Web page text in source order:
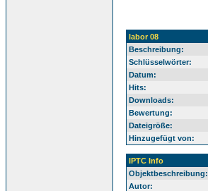
labor 08
Beschreibung:
Schlüsselwörter:
Datum:
Hits:
Downloads:
Bewertung:
Dateigröße:
Hinzugefügt von:
IPTC Info
Objektbeschreibung:
Autor: